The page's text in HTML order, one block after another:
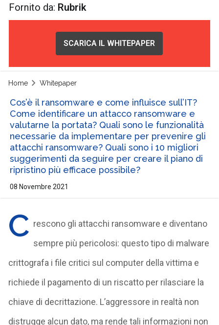
Fornito da: Rubrik
SCARICA IL WHITEPAPER
Home Whitepaper
Cos’è il ransomware e come influisce sull’IT?
Come identificare un attacco ransomware e
valutarne la portata? Quali sono le funzionalità
necessarie da implementare per prevenire gli
attacchi ransomware? Quali sono i 10 migliori
suggerimenti da seguire per creare il piano di
ripristino più efficace possibile?
08 Novembre 2021
C rescono gli attacchi ransomware e diventano
sempre più pericolosi: questo tipo di malware
crittografa i file critici sul computer della vittima e
richiede il pagamento di un riscatto per rilasciare la
chiave di decrittazione. L’aggressore in realtà non
distrugge alcun dato, ma rende tali informazioni non